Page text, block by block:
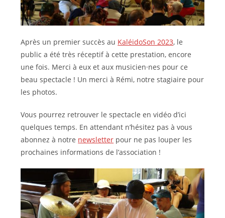
Après un premier succès au KaléidoSon 2023, le
public a été très réceptif à cette prestation, encore
une fois. Merci à eux et aux musicien·nes pour ce
beau spectacle ! Un merci à Rémi, notre stagiaire pour
les photos.
Vous pourrez retrouver le spectacle en vidéo d’ici
quelques temps. En attendant n’hésitez pas à vous
abonnez à notre newsletter pour ne pas louper les
prochaines informations de l’association !